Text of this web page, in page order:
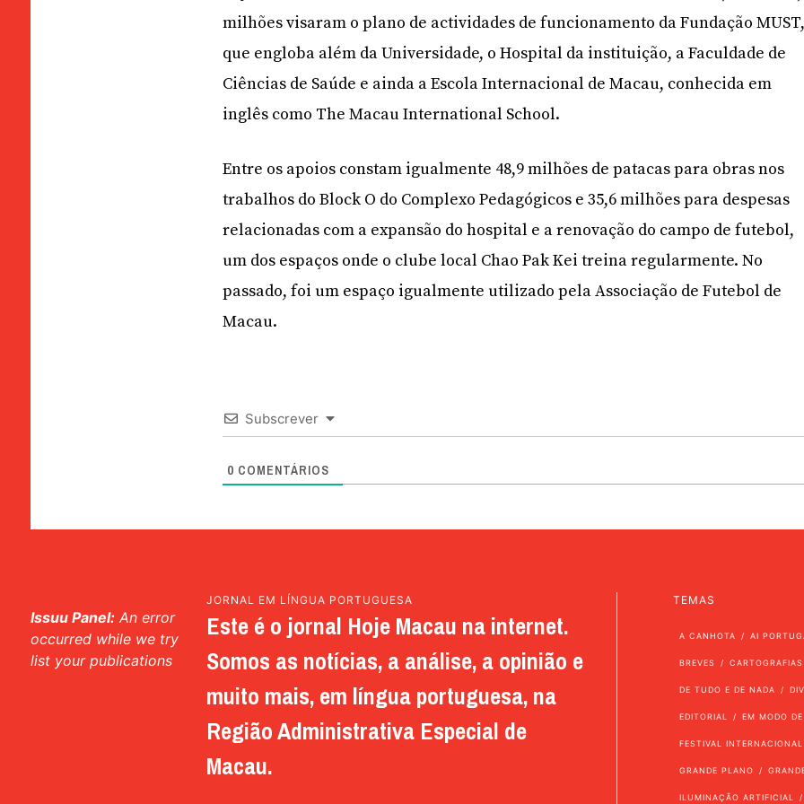
milhões visaram o plano de actividades de funcionamento da Fundação
que engloba além da Universidade, o Hospital da instituição, a Faculdade de
Ciências de Saúde e ainda a Escola Internacional de Macau, conhecida em
inglês como The Macau International School.
Entre os apoios constam igualmente 48,9 milhões de patacas para obras nos
trabalhos do Block O do Complexo Pedagógicos e 35,6 milhões para despesas
relacionadas com a expansão do hospital e a renovação do campo de futebol,
um dos espaços onde o clube local Chao Pak Kei treina regularmente. No
passado, foi um espaço igualmente utilizado pela Associação de Futebol de
Macau.
Subscrever
0 COMENTÁRIOS
Issuu Panel: An error
occurred while we try
list your publications
JORNAL EM LÍNGUA PORTUGUESA
Este é o jornal Hoje Macau na internet.
Somos as notícias, a análise, a opinião e
muito mais, em língua portuguesa, na
Região Administrativa Especial de
Macau.
TEMAS
A CANHOTA AI
BREVES CARTOGRAFIAS
DE TUDO E DE NADA
EDITORIAL EM MODO
FESTIVAL
GRANDE PLANO
ILUMINAÇÃO ARTIFICIAL